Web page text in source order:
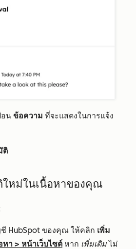
อน ข้อความ ที่จะแสดงในการแจ้ง
ติ
หม่ในเนื้อหาของคุณ
HubSpot ของคุณ ให้คลิก เพิ่ม
หา > หน้าเว็บไซต์ หาก เพิ่มเติมไม่